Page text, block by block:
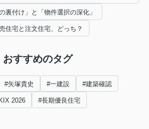
裏付け」と「物件選択の深化」
住宅と注文住宅、どっち？
おすすめのタグ
#矢塚貴史 #一建設 #建築確認
2026 #長期優良住宅